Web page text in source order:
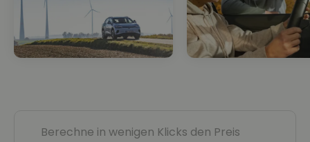
Berechne in wenigen Klicks den Preis